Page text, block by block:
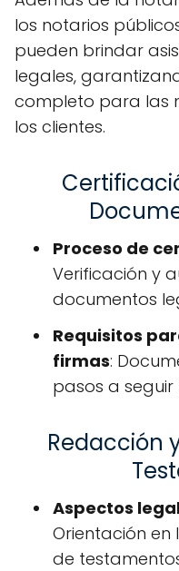
los notarios
pueden brindar
legales,
completo para las
los clientes.
Proceso de
Verificación y
documentos
Requisitos
firmas:
pasos a
Redacción
Aspectos
Orientación en
de